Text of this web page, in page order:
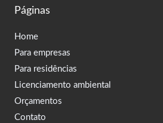
Páginas
Home
Para empresas
Para residências
Licenciamento ambiental
Orçamentos
Contato